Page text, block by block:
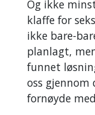
Og ikke
klaffe for
ikke bare-
planlagt,
funnet
oss gjennom
fornøyde